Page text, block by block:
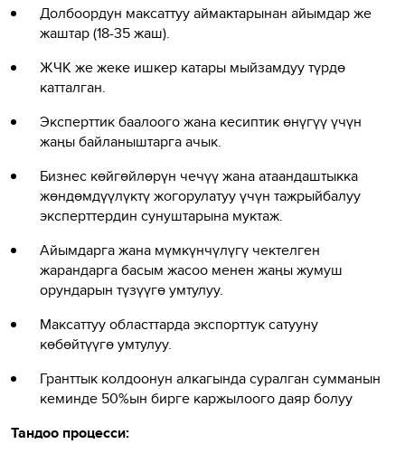
Долбоордун максаттуу аймактарынан айымдар же
жаштар (18-35 жаш).
ЖЧК же жеке ишкер катары мыйзамдуу түрдө
катталган.
Эксперттик баалоого жана кесиптик өнүгүү үчүн
жаңы байланыштарга ачык.
Бизнес көйгөйлөрүн чечүү жана атаандаштыкка
жөндөмдүүлүктү жогорулатуу үчүн тажрыйбалуу
эксперттердин сунуштарына муктаж.
Айымдарга жана мүмкүнчүлүгү чектелген
жарандарга басым жасоо менен жаңы жумуш
орундарын түзүүгө умтулуу.
Максаттуу областтарда экспорттук сатууну
көбөйтүүгө умтулуу.
Гранттык колдоонун алкагында суралган сумманын
кеминде 50%ын бирге каржылоого даяр болуу
Тандоо процесси: